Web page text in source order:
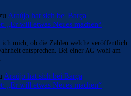
Überspringen
Überspringen